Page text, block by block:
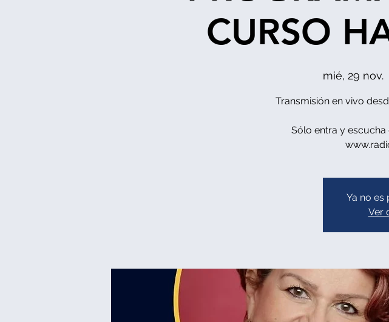
CURSO
mié, 29 nov.
Transmisión en vivo
Sólo entra y
Ya no es
Ver